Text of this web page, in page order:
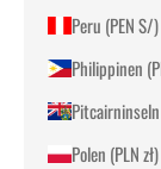
Peru (PEN S/)
Polen (PLN zł)